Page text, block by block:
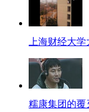
上海财经大
糯康集团的覆